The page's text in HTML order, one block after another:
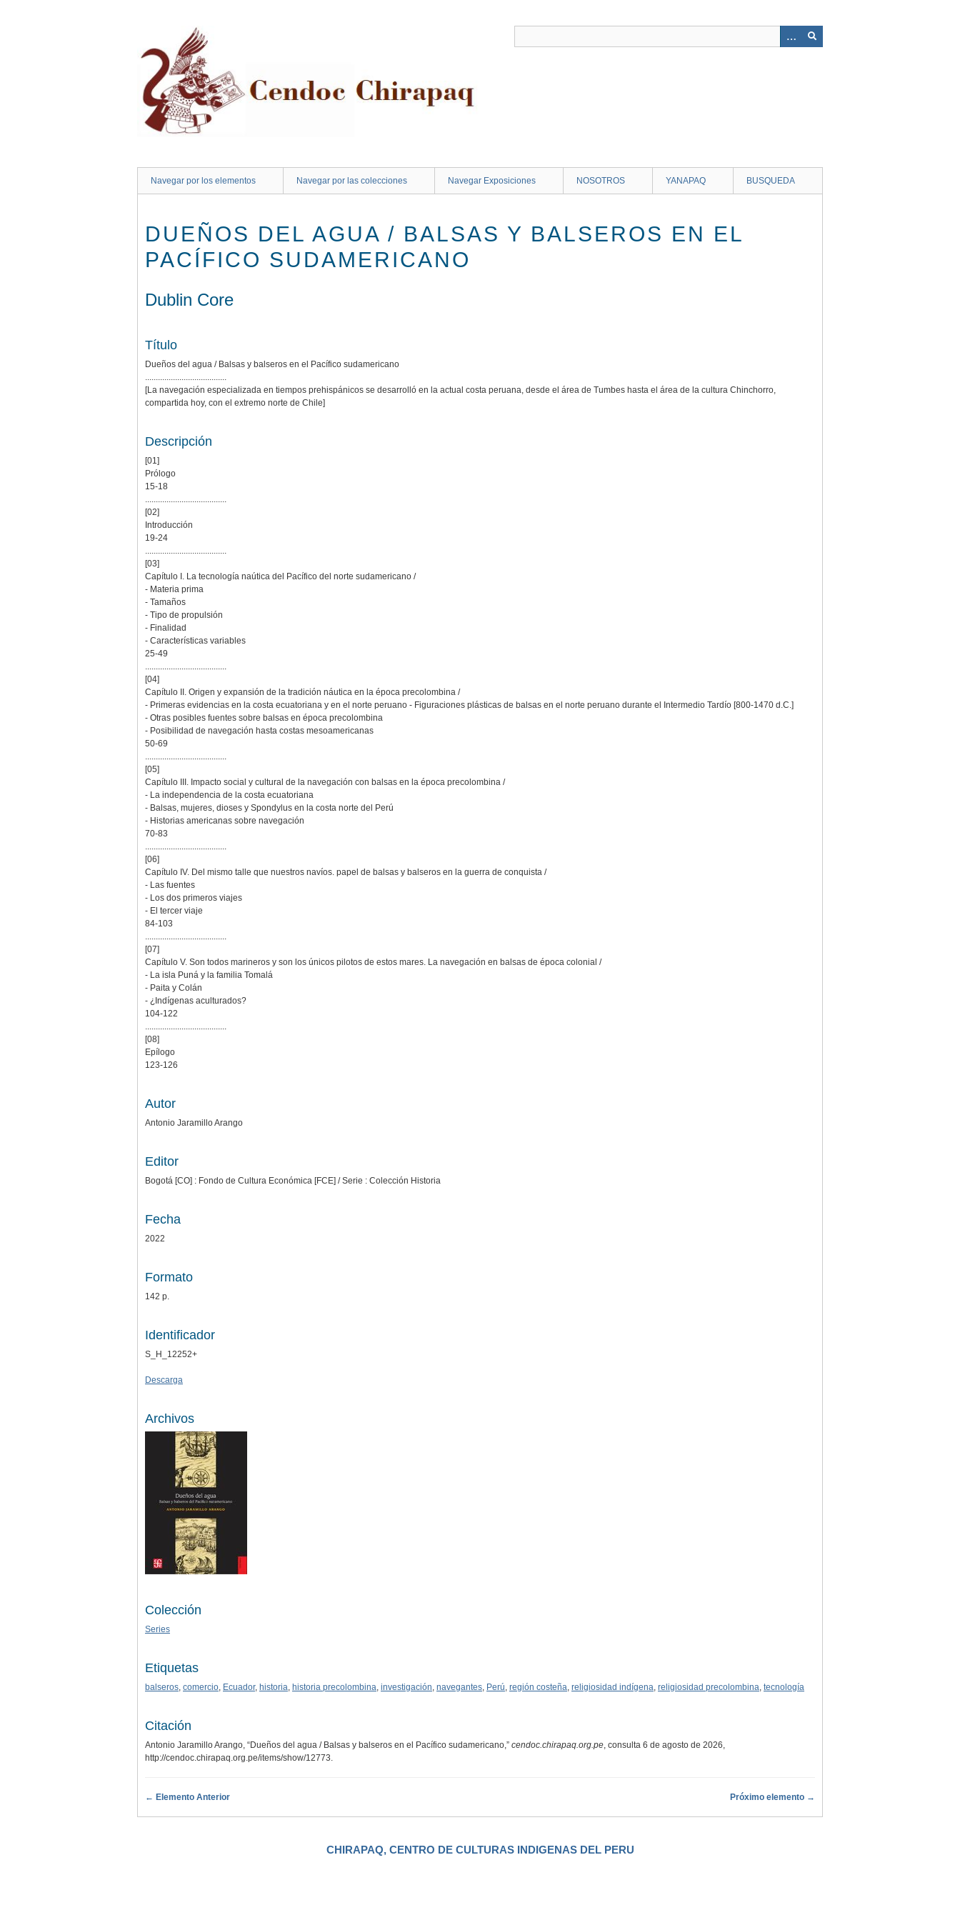
Navegar por los elementos Navegar por las colecciones Navegar Exposiciones NOSOTROS YANAPAQ BUSQUEDA
DUEÑOS DEL AGUA / BALSAS Y BALSEROS EN EL
PACÍFICO SUDAMERICANO
Dublin Core
Título
Dueños del agua / Balsas y balseros en el Pacífico sudamericano
[La navegación especializada en tiempos prehispánicos se desarrolló en la actual costa peruana, desde el área de Tumbes hasta el área de la cultura Chinchorro,
compartida hoy, con el extremo norte de Chile]
Descripción
[01]
Prólogo
15-18
[02]
Introducción
19-24
[03]
Capítulo I. La tecnología naútica del Pacífico del norte sudamericano /
- Materia prima
- Tamaños
- Tipo de propulsión
- Finalidad
- Características variables
25-49
[04]
Capítulo II. Origen y expansión de la tradición náutica en la época precolombina /
- Primeras evidencias en la costa ecuatoriana y en el norte peruano - Figuraciones plásticas de balsas en el norte peruano durante el Intermedio Tardío [800-1470 d.C.]
- Otras posibles fuentes sobre balsas en época precolombina
- Posibilidad de navegación hasta costas mesoamericanas
50-69
[05]
Capítulo III. Impacto social y cultural de la navegación con balsas en la época precolombina /
- La independencia de la costa ecuatoriana
- Balsas, mujeres, dioses y Spondylus en la costa norte del Perú
- Historias americanas sobre navegación
70-83
[06]
Capítulo IV. Del mismo talle que nuestros navíos. papel de balsas y balseros en la guerra de conquista /
- Las fuentes
- Los dos primeros viajes
- El tercer viaje
84-103
[07]
Capítulo V. Son todos marineros y son los únicos pilotos de estos mares. La navegación en balsas de época colonial /
- La isla Puná y la familia Tomalá
- Paita y Colán
- ¿Indígenas aculturados?
104-122
[08]
Epílogo
123-126
Autor
Antonio Jaramillo Arango
Editor
Bogotá [CO] : Fondo de Cultura Económica [FCE] / Serie : Colección Historia
Fecha
2022
Formato
142 p.
Identificador
S_H_12252+
Descarga
Archivos
Colección
Series
Etiquetas
balseros comercio Ecuador, historia historia precolombina investigación navegantes Perú región costeña religiosidad indígena religiosidad precolombina tecnología
Citación
Antonio Jaramillo Arango, “Dueños del agua / Balsas y balseros en el Pacífico sudamericano,” cendoc.chirapaq.org.pe , consulta 6 de agosto de 2026,
http://cendoc.chirapaq.org.pe/items/show/12773
← Elemento Anterior Próximo elemento →
CHIRAPAQ, CENTRO DE CULTURAS INDIGENAS DEL PERU